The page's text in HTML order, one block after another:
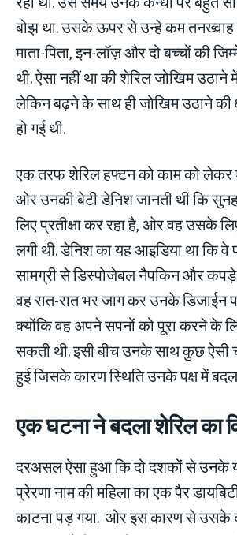
बोझ था. उसके ऊपर से उन्हे कम
माता-पिता, इन-लॉज़ और दो बच्चों की
थी. ऐसा नहीं था की शेरिल जोखिम उठाने
लेकिन बढ़ने के साथ ही जोखिम उठाने की
हो गई थी.
एक तरफ शेरिल हफ्टन को काम को लेकर
ओर उनकी बेटी डेनिश जानती थी कि
लिए प्रतीक्षा कर रहा है, ओर वह उसके
लगी थी. डेनिश का यह आइडिया था कि
सामग्री से डिस्पोजेबल नैपकिन और
वह रात-रात भर जाग कर उनके डिजाईन
क्योंकि वह अपने सपनों को पूरा करने के
सकती थी. इसी बीच उनके साथ कुछ ऐसी
हुई जिसके कारण स्थिति उनके पक्ष में
एक घटना ने बदला शेरिल का
दरअसल ऐसा हुआ कि दो दशकों से उनके
प्रेरणा नाम की महिला का एक पैर
काटना पड़ गया. ओर इस कारण से उसके